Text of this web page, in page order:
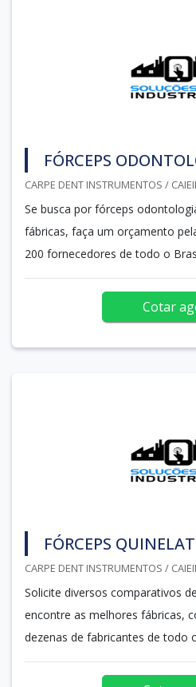
FÓRCEPS
CARPE DENT INSTRUMENTOS /
Se busca por fórceps
fábricas, faça um orçamento
200 fornecedores de todo o
Cotar
FÓRCEPS
CARPE DENT INSTRUMENTOS /
Solicite diversos comparativos
encontre as melhores fábricas,
dezenas de fabricantes de todo